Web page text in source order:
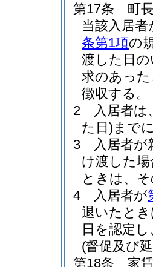
第17条
町
当該入居
条第1項の
渡した日
求のあっ
徴収する。
2
入居者は
た日) まで
3
入居者が
け渡した
ときは、
4
入居者が
退いたと
日を認定
(督促及び
第18条
家